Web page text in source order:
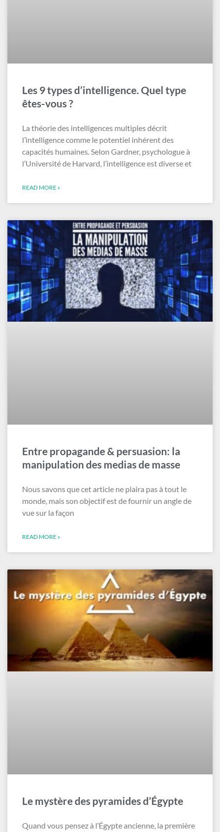
Les 9 types d’intelligence. Quel type
êtes-vous ?
La théorie des intelligences multiples décrit
l’intelligence comme le potentiel inhérent des
capacités humaines. Selon Gardner, psychologue à
l’Université de Harvard, l’intelligence est diverse et
READ MORE »
Entre propagande & persuasion: la
manipulation des medias de masse
Nous savons que cet article ne plaira pas à tout le
monde, mais son objectif est de fournir un angle de
vue sur la façon
READ MORE »
Le mystère des pyramides d’Égypte
Quand vous pensez à l’Égypte ancienne, la première